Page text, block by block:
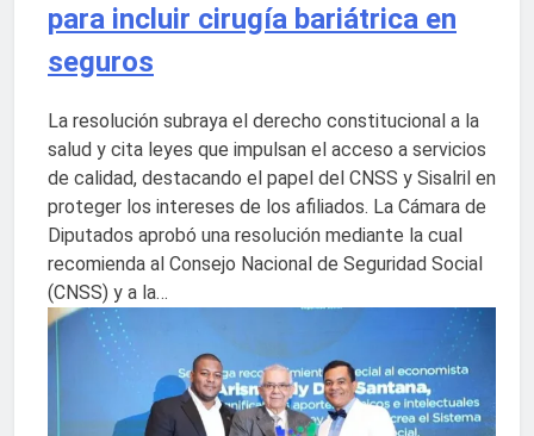
para incluir cirugía bariátrica en
seguros
La resolución subraya el derecho constitucional a la
salud y cita leyes que impulsan el acceso a servicios
de calidad, destacando el papel del CNSS y Sisalril en
proteger los intereses de los afiliados. La Cámara de
Diputados aprobó una resolución mediante la cual
recomienda al Consejo Nacional de Seguridad Social
(CNSS) y a la…